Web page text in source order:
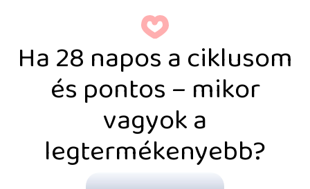
Ha 28 napos a ciklusom
és pontos – mikor
vagyok a
legtermékenyebb?